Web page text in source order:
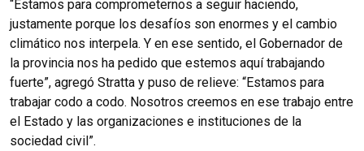
“Estamos para comprometernos a seguir haciendo,
justamente porque los desafíos son enormes y el cambio
climático nos interpela. Y en ese sentido, el Gobernador de
la provincia nos ha pedido que estemos aquí trabajando
fuerte”, agregó Stratta y puso de relieve: “Estamos para
trabajar codo a codo. Nosotros creemos en ese trabajo entre
el Estado y las organizaciones e instituciones de la
sociedad civil”.